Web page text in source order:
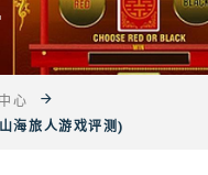
心
海旅人游戏评测)